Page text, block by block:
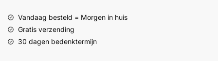
Vandaag besteld = Morgen in huis
Gratis verzending
30 dagen bedenktermijn